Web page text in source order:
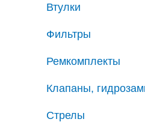
Втулки
Фильтры
Ремкомплекты
Клапаны,
Стрелы